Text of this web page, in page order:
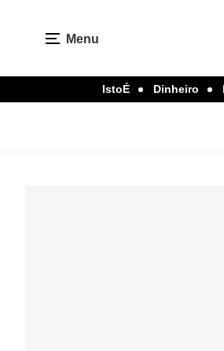
Menu
IstoÉ Dinheiro